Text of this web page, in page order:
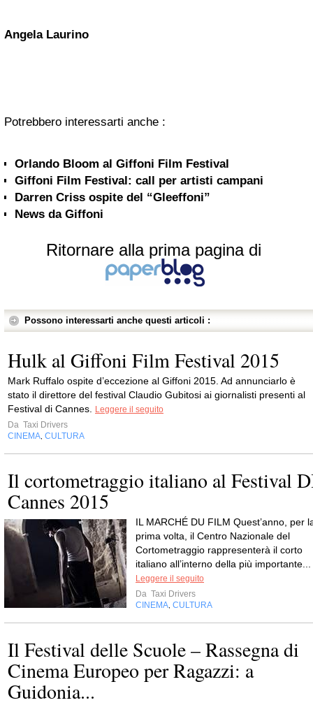
Angela Laurino
Potrebbero interessarti anche :
Orlando Bloom al Giffoni Film Festival
Giffoni Film Festival: call per artisti campani
Darren Criss ospite del “Gleeffoni”
News da Giffoni
Ritornare alla prima pagina di
Possono interessarti anche questi articoli :
Hulk al Giffoni Film Festival 2015
Mark Ruffalo ospite d’eccezione al Giffoni 2015. Ad annunciarlo è
stato il direttore del festival Claudio Gubitosi ai giornalisti presenti al
Festival di Cannes.
Leggere il seguito
Da Taxi Drivers
CINEMA CULTURA
Il cortometraggio italiano al Festival
Cannes 2015
IL MARCHÉ DU FILM Quest’anno, per
prima volta, il Centro Nazionale del
Cortometraggio rappresenterà il corto
italiano all’interno della più importante...
Leggere il seguito
Da Taxi Drivers
CINEMA CULTURA
Il Festival delle Scuole – Rassegna di
Cinema Europeo per Ragazzi: a
Guidonia...